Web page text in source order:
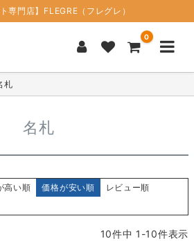
専門店】FLEGRE（フレグレ）
0
札
名札
高い順 価格が安い順
レビュー順
10件中 1 -10件表示